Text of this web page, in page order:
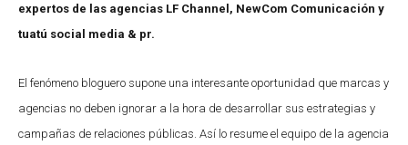
expertos de las agencias LF Channel, NewCom Comunicación y
tuatú social media & pr.
El fenómeno bloguero supone una interesante oportunidad que marcas y
agencias no deben ignorar a la hora de desarrollar sus estrategias y
campañas de relaciones públicas. Así lo resume el equipo de la agencia